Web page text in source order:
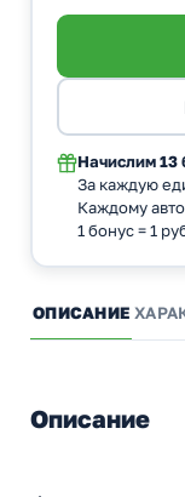
Начислим 13
За каждую
Каждому
1 бонус = 1
ОПИСАНИЕ
Описание